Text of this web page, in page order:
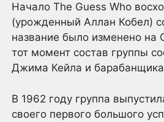
Начало The Guess Who
(урожденный Аллан Кобел)
название было изменено на
тот момент состав группы
Джима Кейла и барабанщика
В 1962 году группа
своего первого большого